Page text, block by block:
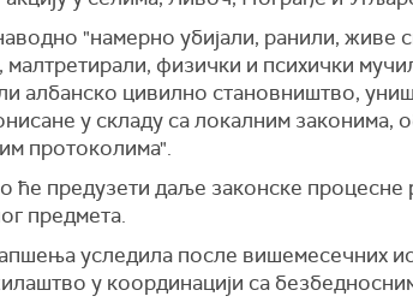
"намерно убијали, ранили, живе
малтретирали, физички и психички
албанско цивилно становништво,
у складу са локалним
протоколима".
ће предузети даље законске процесне
предмета.
уследила после вишемесечних
у координацији са